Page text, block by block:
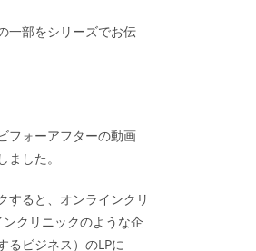
一部をシリーズでお伝
フォーアフターの動画
した。
すると、オンラインクリ
クリニックのような企
るビジネス）のLPに